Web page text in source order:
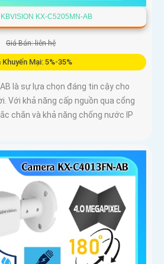
KX-C5205MN-AB
Giá Bán: liên hệ
Khuyến Mại: 5%-35%
là sự lựa chọn đáng tin cậy cho
Với khả năng cấp nguồn qua cổng
chắn và khả năng chống nước IP